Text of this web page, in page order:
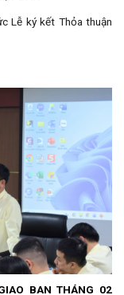
Lễ ký kết Thỏa thuận
BAN THÁNG 02